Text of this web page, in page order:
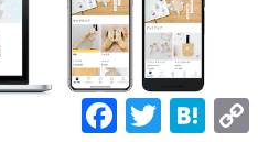
FacebookTwitter Hatena